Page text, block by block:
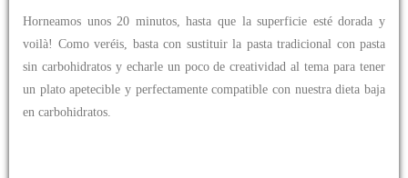
Horneamos unos 20 minutos, hasta que la superficie esté dorada y
voilà! Como veréis, basta con sustituir la pasta tradicional con pasta
sin carbohidratos y echarle un poco de creatividad al tema para tener
un plato apetecible y perfectamente compatible con nuestra dieta baja
en carbohidratos.